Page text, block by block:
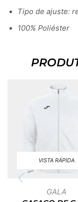
Tipo de ajuste:
100% Poliéster
VISTA RÁPIDA
GALA